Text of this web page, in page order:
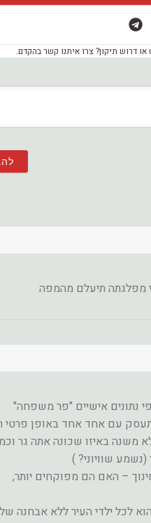
דרוש תיקון? צרו איתנו קשר בהקדם.
מפלגתה תיעלם מהמפה
נתונים אישיים "פר משפחה"
עם אחד אחד באופן פרטי
משנה באיזו שכונה אתה גר
שוויוני? )
– האם הם מפוקחים יותר,